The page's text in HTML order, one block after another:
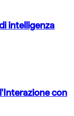
intelligenza
con